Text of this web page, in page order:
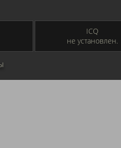
ICQ
не установлен.